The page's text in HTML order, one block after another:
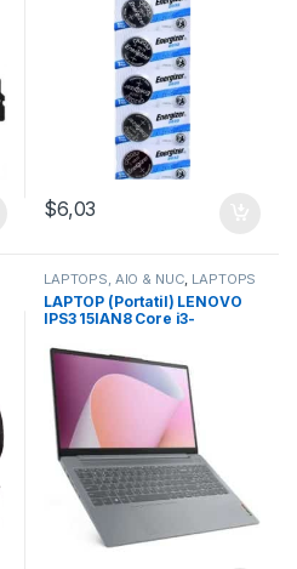
$6,03
LAPTOPS, AIO & NUC, LAPTOPS
LAPTOP (Portatil) LENOVO
IPS3 15IAN8 Core i3-
SSD/15.6″/Gray/Free DOS